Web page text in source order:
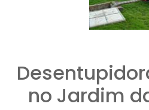
no Jardim